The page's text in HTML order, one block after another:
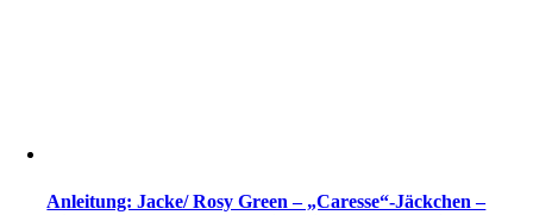
Anleitung: Jacke/ Rosy Green – „Caresse“-Jäckchen –